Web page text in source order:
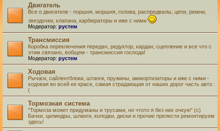
Двигатель
Все о двигателе - поршня, моршня, голова, распредвалы, цепи, ремни,
звездочки, клапана, карбюраторы и иже с ними
Модератор: рустем
Трансмиссия
Коробка переключения передач, редуктор, кардан, сцепление и все что с
этим связано, вобщем - трансмиссия господа!
Модератор: рустем
Ходовая
Рычаги, сайлентблоки, штанги, пружины, аммортизаторы и иже с ними -
ходовая во всей ее красе, самая страдающая от наших дорог часть авто :
(
Тормозная система
"Тормоза может придуманы и трусами, но чтото я без них очкую" (с)
Бачки, цилиндры, шланги, колодки, диски и прочие прелести ремонтируем
здесь!